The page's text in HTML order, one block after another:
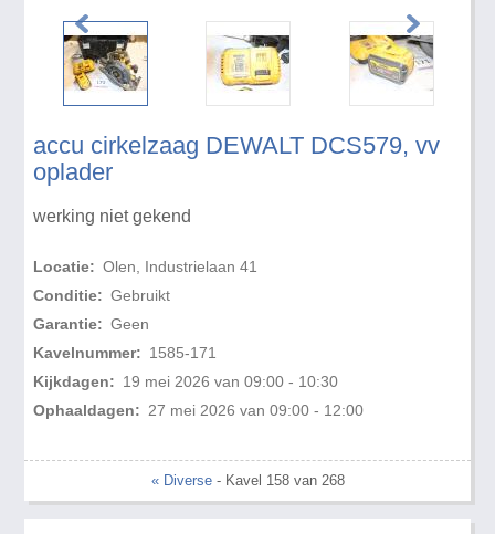
accu cirkelzaag DEWALT DCS579, vv
oplader
werking niet gekend
Locatie: Olen, Industrielaan 41
Conditie: Gebruikt
Garantie: Geen
Kavelnummer: 1585-171
Kijkdagen: 19 mei 2026 van 09:00 - 10:30
Ophaaldagen: 27 mei 2026 van 09:00 - 12:00
« Diverse- Kavel 158 van 268